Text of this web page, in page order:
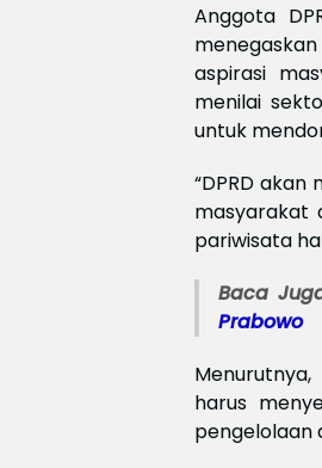
Anggota
aspirasi
menilai
untuk
“DPRD
masyarakat
pariwisata
Baca
Prabowo
harus
pengelolaan